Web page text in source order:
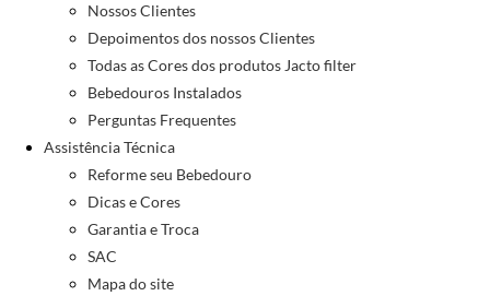
Nossos Clientes
Depoimentos dos nossos Clientes
Todas as Cores dos produtos Jacto filter
Bebedouros Instalados
Perguntas Frequentes
Assistência Técnica
Reforme seu Bebedouro
Dicas e Cores
Garantia e Troca
SAC
Mapa do site